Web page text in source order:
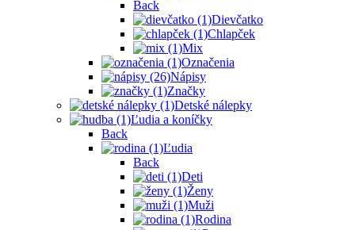
Back
Dievčatko
Chlapček
Mix
Označenia
Nápisy
Značky
Detské nálepky
Ľudia a koníčky
Back
Ľudia
Back
Deti
Ženy
Muži
Rodina